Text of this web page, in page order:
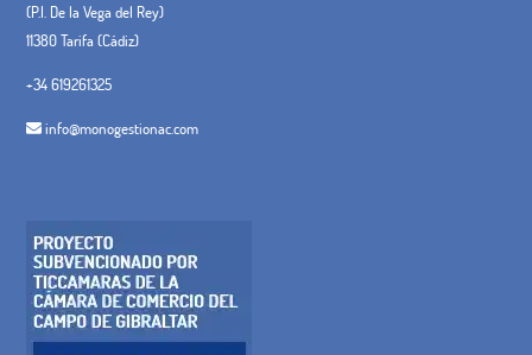
(P.I. De la Vega del Rey)
11380 Tarifa (Cádiz)
+34 619261325
info@monogestionac.com